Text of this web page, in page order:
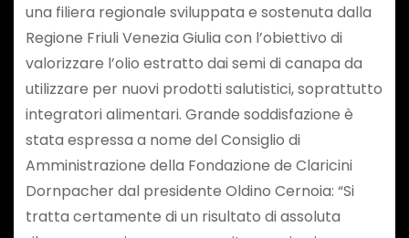
una filiera regionale sviluppata e sostenuta dalla
Regione Friuli Venezia Giulia con l’obiettivo di
valorizzare l’olio estratto dai semi di canapa da
utilizzare per nuovi prodotti salutistici, soprattutto
integratori alimentari. Grande soddisfazione è
stata espressa a nome del Consiglio di
Amministrazione della Fondazione de Claricini
Dornpacher dal presidente Oldino Cernoia: “Si
tratta certamente di un risultato di assoluta